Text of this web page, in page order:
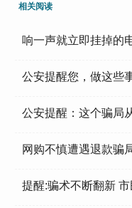
相关阅读
响一声就立即挂掉的
公安提醒您，做这些
公安提醒：这个骗局
网购不慎遭遇退款骗
提醒:骗术不断翻新